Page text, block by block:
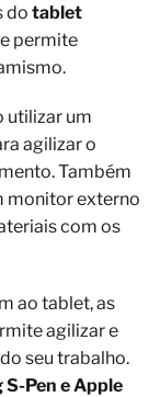
do tablet
permite
utilizar um
agilizar o
Também
monitor externo
com os
ao tablet, as
agilizar e
seu trabalho.
Pen e Apple